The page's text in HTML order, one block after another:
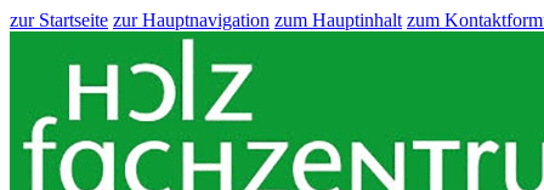
zur Startseite zur Hauptnavigation zum Hauptinhalt zum